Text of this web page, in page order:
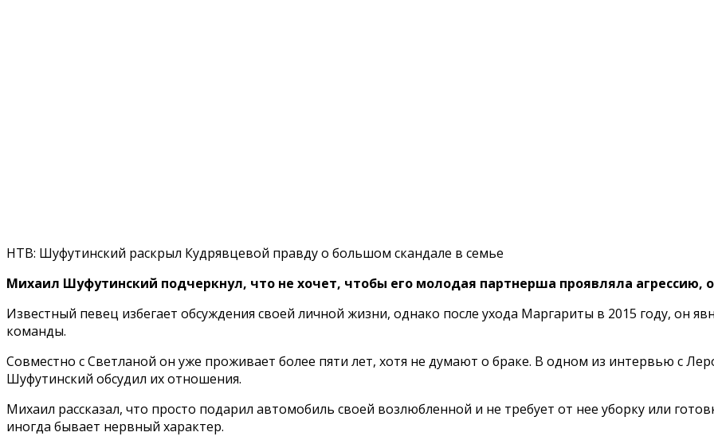
НТВ: Шуфутинский раскрыл Кудрявцевой правду о большом скандале в семье
Михаил Шуфутинский подчеркнул, что не хочет, чтобы его молодая партнерша проявляла агрессию,
Известный певец избегает обсуждения своей личной жизни, однако после ухода Маргариты в 2015 году, он
команды.
Совместно с Светланой он уже проживает более пяти лет, хотя не думают о браке. В одном из интервью с
Шуфутинский обсудил их отношения.
Михаил рассказал, что просто подарил автомобиль своей возлюбленной и не требует от нее уборку или
иногда бывает нервный характер.